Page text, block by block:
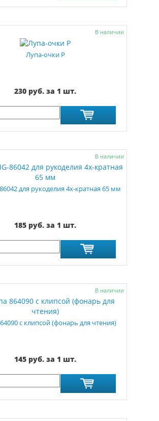
В наличии
Лупа-очки Р
230 руб. за 1 шт.
В наличии
для рукоделия 4х-кратная 65 мм
185 руб. за 1 шт.
В наличии
с клипсой (фонарь для чтения)
145 руб. за 1 шт.